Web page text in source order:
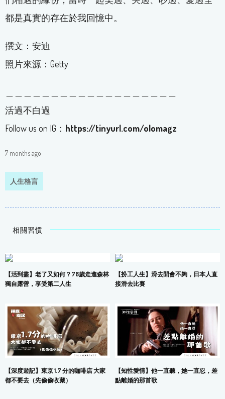
都是真實的存在於我回憶中。
撰文：安迪
照片來源：Getty
活過不白過
Follow us on IG： https://tinyurl.com/olomagz
7 months ago
人生格言
相關習慣
【活到盡】老了又如何？78歲走進森林
獨自露營，享受第二人生
【扮工人生】滑去開會不夠，日本人直
接滑去比賽
【深度遊記】東京 1.7 分的咖啡店 大家
都不要去（先偷偷收藏）
【知性愛情】他一直聽，她一直忍，差
點離婚的那首歌